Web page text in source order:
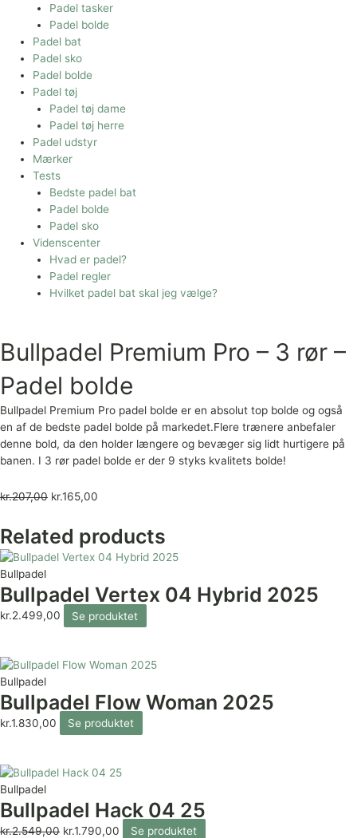
Padel tasker
Padel bolde
Padel bat
Padel sko
Padel bolde
Padel tøj
Padel tøj dame
Padel tøj herre
Padel udstyr
Mærker
Tests
Bedste padel bat
Padel bolde
Padel sko
Videnscenter
Hvad er padel?
Padel regler
Hvilket padel bat skal jeg vælge?
Bullpadel Premium Pro – 3 rør –
Padel bolde
Bullpadel Premium Pro padel bolde er en absolut top bolde og også
en af de bedste padel bolde på markedet.Flere trænere anbefaler
denne bold, da den holder længere og bevæger sig lidt hurtigere på
banen. I 3 rør padel bolde er der 9 styks kvalitets bolde!
kr.207,00 kr.165,00
Related products
Bullpadel
Bullpadel Vertex 04 Hybrid 2025
kr.2.499,00 Se produktet
Bullpadel
Bullpadel Flow Woman 2025
kr.1.830,00 Se produktet
Bullpadel
Bullpadel Hack 04 25
kr.2.549,00 kr.1.790,00 Se produktet